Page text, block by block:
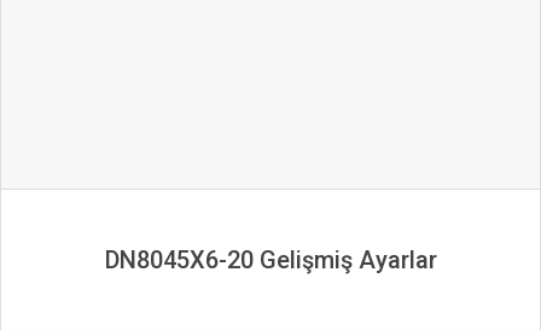
DN8045X6-20 Gelişmiş Ayarlar